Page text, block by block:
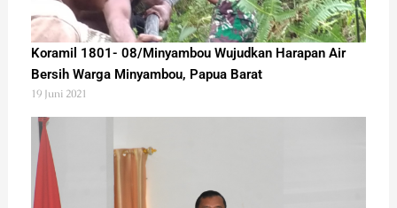
Koramil 1801- 08/Minyambou Wujudkan Harapan Air
Bersih Warga Minyambou, Papua Barat
19 Juni 2021